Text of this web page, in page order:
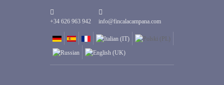
+34 626 963 942 info@fincalacampana.com